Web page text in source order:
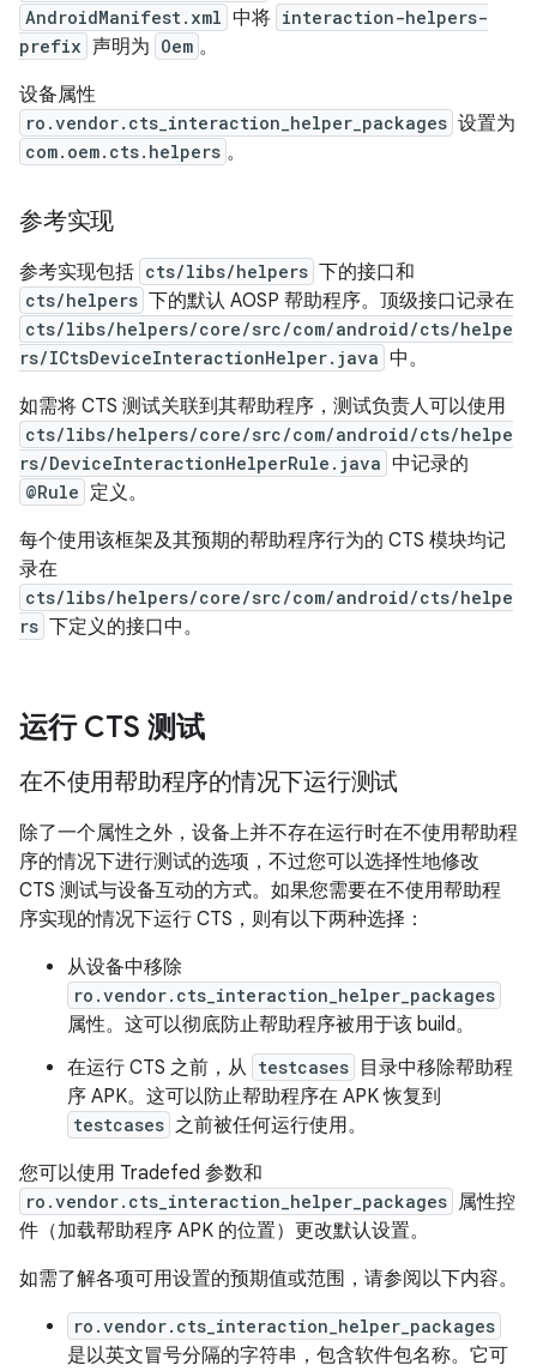
AndroidManifest.xml 中将 interaction-helpers-
prefix 声明为 Oem 。
设备属性
ro.vendor.cts_interaction_helper_packages 设置为
com.oem.cts.helpers 。
参考实现
参考实现包括 cts/libs/helpers 下的接口和
cts/helpers 下的默认 AOSP 帮助程序。顶级接口记录在
cts/libs/helpers/core/src/com/android/cts/helpe
rs/ICtsDeviceInteractionHelper.java 中。
如需将 CTS 测试关联到其帮助程序，测试负责人可以使用
cts/libs/helpers/core/src/com/android/cts/helpe
rs/DeviceInteractionHelperRule.java 中记录的
@Rule 定义。
每个使用该框架及其预期的帮助程序行为的 CTS 模块均记
录在
cts/libs/helpers/core/src/com/android/cts/helpe
rs 下定义的接口中。
运行 CTS 测试
在不使用帮助程序的情况下运行测试
除了一个属性之外，设备上并不存在运行时在不使用帮助程
序的情况下进行测试的选项，不过您可以选择性地修改
CTS 测试与设备互动的方式。如果您需要在不使用帮助程
序实现的情况下运行 CTS，则有以下两种选择：
从设备中移除
ro.vendor.cts_interaction_helper_packages
属性。这可以彻底防止帮助程序被用于该 build。
在运行 CTS 之前，从 testcases
目录中移除帮助程
序 APK。这可以防止帮助程序在 APK 恢复到
testcases 之前被任何运行使用。
您可以使用 Tradefed 参数和
ro.vendor.cts_interaction_helper_packages 属性控
件（加载帮助程序 APK 的位置）更改默认设置。
如需了解各项可用设置的预期值或范围，请参阅以下内容。
ro.vendor.cts_interaction_helper_packages
是以英文冒号分隔的字符串，包含软件包名称。它可